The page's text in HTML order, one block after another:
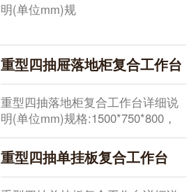
明(单位mm)规
1800*750*800+1000，
2100*750*800+1000，现货供应其
他规格需要定做桌面:总厚50mm由
2mm绿色耐磨胶片+48mm高密度板
+黑色pvc胶条机
重型四抽屉落地柜复合工作台
重型四抽落地柜复合工作台详细说
明(单位mm)规格:1500*750*800，
1800*750*800，2100*750*800，现
货供应其他规格需要定做桌面:总厚
50mm由2mm绿色耐磨胶片+48mm
高密度板+黑色pvc胶条机压成型桌
重型四抽单挂板复合工作台